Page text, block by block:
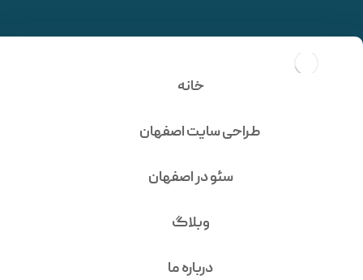
خانه
طراحی سایت اصفهان
سئو در اصفهان
وبلاگ
درباره ما
شرکتی تعمیرات خودرو
دکتر کارفیکس